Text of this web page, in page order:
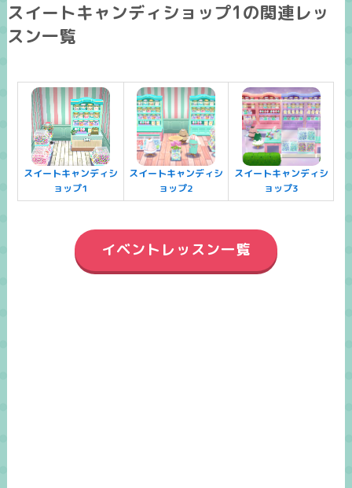
スイートキャンディショップ1の関連レッ
スン一覧
スイートキャンディシ
ョップ1
スイートキャンディシ
ョップ2
スイートキャンディシ
ョップ3
イベントレッスン一覧